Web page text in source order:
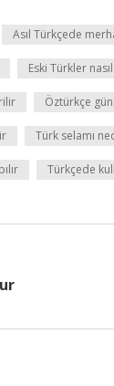
Asıl Türkçede
Eski Türkler
Öztürkçe
Türk selamı
Türkçede